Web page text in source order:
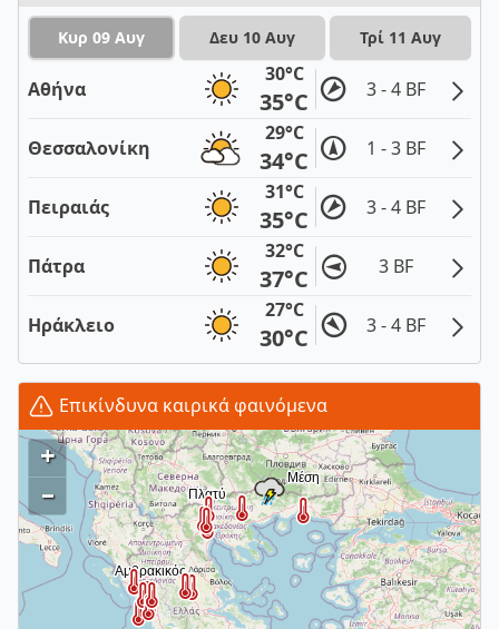
Κυρ 09 Αυγ Δευ 10 Αυγ Τρί 11 Αυγ
Αθήνα
30°C
35°C 3 - 4 BF
Θεσσαλονίκη
29°C
34°C 1 - 3 BF
Πειραιάς
31°C
35°C 3 - 4 BF
Πάτρα
32°C
37°C 3 BF
Ηράκλειο
27°C
30°C 3 - 4 BF
Επικίνδυνα καιρικά φαινόμενα
+
–